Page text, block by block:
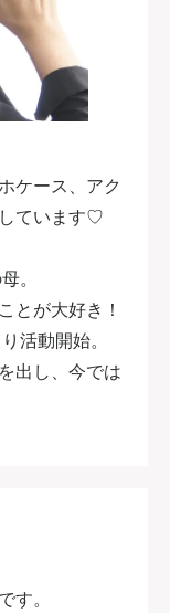
ケース、アク
ています♡
。
とが大好き！
活動開始。
出し、今では
す。